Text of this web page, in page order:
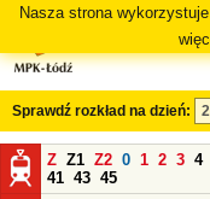
Nasza strona
Sprawdź rozkład na dzień:
Z Z1 Z2 0 1 2 3 4
41 43 45